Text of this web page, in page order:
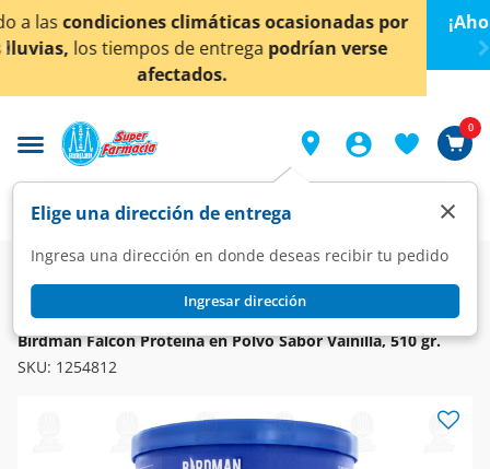
< div class="carousel-inner">
por
verse
¡Ahora también en Aguascalientes! Daclic
conocer detalles.
Elige una dirección de entrega
Ingresa una dirección en donde deseas recibir tu pedido
Ingresar dirección
×
0
Farmacia
Vitaminas y Suplementos
Complementos Alimenticios
FALCON
Birdman Falcon Proteína en Polvo Sabor Vainilla, 510 gr.
SKU: 1254812